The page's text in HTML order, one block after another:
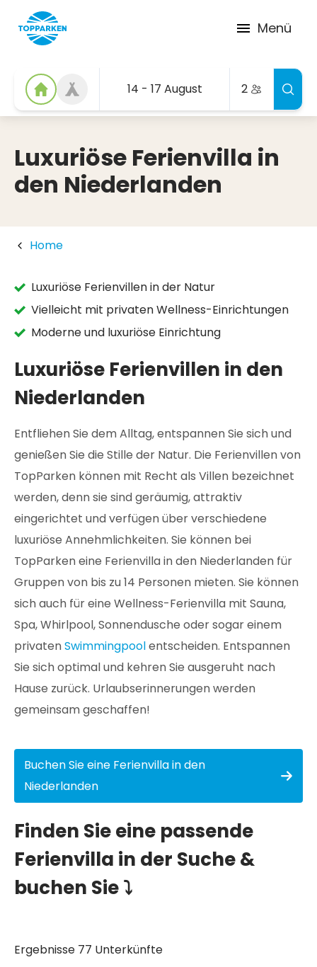
Menü
14 - 17 August 2
Luxuriöse Ferienvilla in
den Niederlanden
Home
Luxuriöse Ferienvillen in der Natur
Vielleicht mit privaten Wellness-Einrichtungen
Moderne und luxuriöse Einrichtung
Luxuriöse Ferienvillen in den
Niederlanden
Entfliehen Sie dem Alltag, entspannen Sie sich und
genießen Sie die Stille der Natur. Die Ferienvillen von
TopParken können mit Recht als Villen bezeichnet
werden, denn sie sind geräumig, attraktiv
eingerichtet und verfügen über verschiedene
luxuriöse Annehmlichkeiten. Sie können bei
TopParken eine Ferienvilla in den Niederlanden für
Gruppen von bis zu 14 Personen mieten. Sie können
sich auch für eine Wellness-Ferienvilla mit Sauna,
Spa, Whirlpool, Sonnendusche oder sogar einem
privatenSwimmingpoolentscheiden. Entspannen
Sie sich optimal und kehren Sie ausgeruht nach
Hause zurück. Urlaubserinnerungen werden
gemeinsam geschaffen!
Buchen Sie eine Ferienvilla in den
Niederlanden
Finden Sie eine passende
Ferienvilla in der Suche &
buchen Sie ⤵
Ergebnisse 77 Unterkünfte